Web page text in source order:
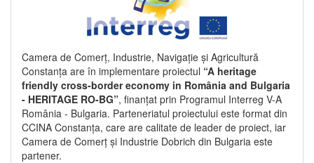
Camera de Comerț, Industrie, Navigație și Agricultură
Constanța are în implementare proiectul “A heritage
friendly cross-border economy in România and Bulgaria
- HERITAGE RO-BG”, finanțat prin Programul Interreg V-A
România - Bulgaria. Parteneriatul proiectului este format din
CCINA Constanța, care are calitate de leader de proiect, iar
Camera de Comerț și Industrie Dobrich din Bulgaria este
partener.